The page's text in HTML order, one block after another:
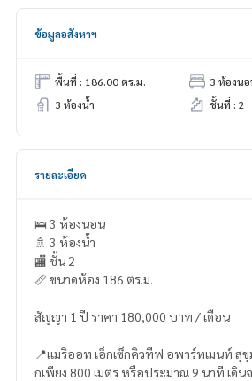
ข้อมูลอสังหาฯ
พื้นที่ : 186.00 ตร.ม.
3 ห้องน
3 ห้องน้ำ
ชั้นที่ : 2
รายละเอียด
🛌 3 ห้องนอน
🚿 3 ห้องน้ำ
🏬 ชั้น 2
📏 ขนาดห้อง 186 ตร.ม.
สัญญา 1 ปี ราคา 180,000 บาท / เดือน
📍แมริออท เอ็กเซ็กคิวทีฟ อพาร์ทเมนท์ สุขุ
กเพียง 800 เมตร หรือประมาณ 9 นาที เดิน